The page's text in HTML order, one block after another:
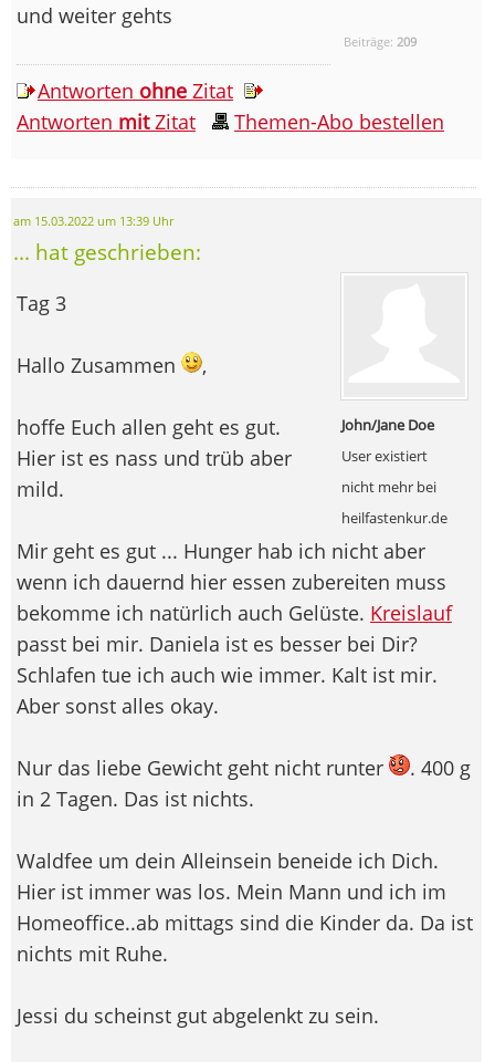
Beiträge: 209
und weiter gehts
Antworten ohne Zitat
Antworten mitZitat Themen-Abo bestellen
am 15.03.2022 um 13:39 Uhr
... hat geschrieben:
John/Jane Doe
User existiert
nicht mehr bei
heilfastenkur.de
Tag 3
Hallo Zusammen ,
hoffe Euch allen geht es gut.
Hier ist es nass und trüb aber
mild.
Mir geht es gut ... Hunger hab ich nicht aber
wenn ich dauernd hier essen zubereiten muss
bekomme ich natürlich auch Gelüste. Kreislauf
passt bei mir. Daniela ist es besser bei Dir?
Schlafen tue ich auch wie immer. Kalt ist mir.
Aber sonst alles okay.
Nur das liebe Gewicht geht nicht runter
. 400 g
in 2 Tagen. Das ist nichts.
Waldfee um dein Alleinsein beneide ich Dich.
Hier ist immer was los. Mein Mann und ich im
Homeoffice..ab mittags sind die Kinder da. Da ist
nichts mit Ruhe.
Jessi du scheinst gut abgelenkt zu sein.